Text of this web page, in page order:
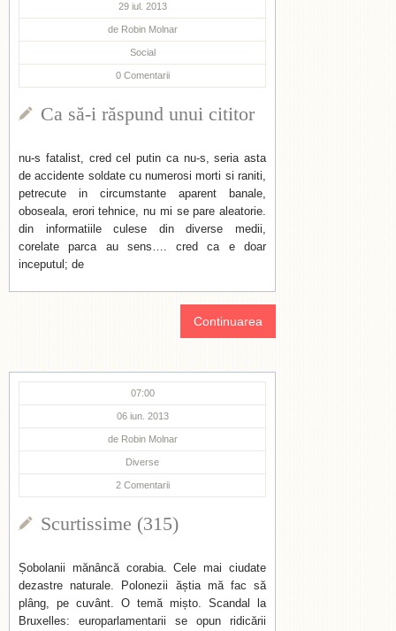
29 iul. 2013
de Robin Molnar
Social
0 Comentarii
Ca să-i răspund unui cititor
nu-s fatalist, cred cel putin ca nu-s, seria asta
de accidente soldate cu numerosi morti si raniti,
petrecute in circumstante aparent banale,
oboseala, erori tehnice, nu mi se pare aleatorie.
din informatiile culese din diverse medii,
corelate parca au sens…. cred ca e doar
inceputul; de
Continuarea
07:00
06 iun. 2013
de Robin Molnar
Diverse
2 Comentarii
Scurtissime (315)
Șobolanii mănâncă corabia. Cele mai ciudate
dezastre naturale. Polonezii ăștia mă fac să
plâng, pe cuvânt. O temă mișto. Scandal la
Bruxelles: europarlamentarii se opun ridicării